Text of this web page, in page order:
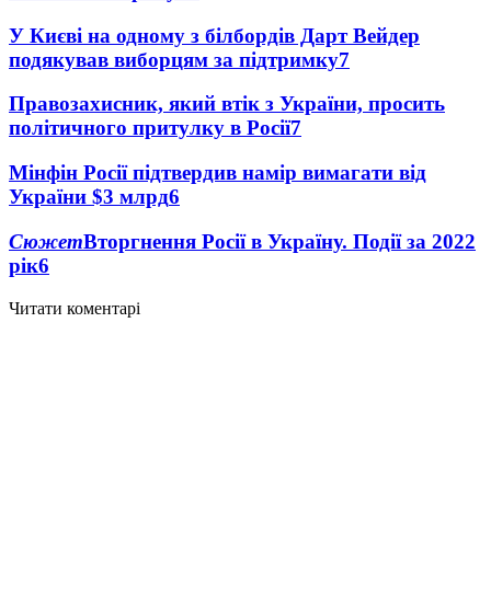
У Києві на одному з білбордів Дарт Вейдер
подякував виборцям за підтримку7
Правозахисник, який втік з України, просить
політичного притулку в Росії7
Мінфін Росії підтвердив намір вимагати від
України $3 млрд6
СюжетВторгнення Росії в Україну. Події за 2022
рік6
Читати коментарі